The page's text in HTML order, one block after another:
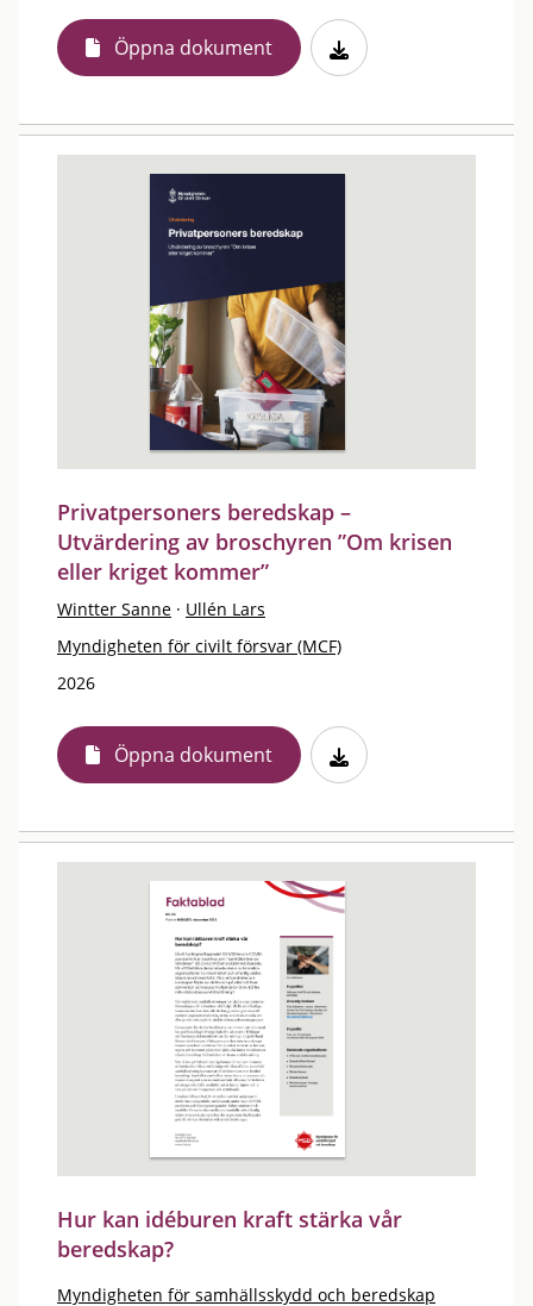
Öppna dokument
Privatpersoners beredskap –
Utvärdering av broschyren ”Om krisen
eller kriget kommer”
Wintter Sanne · Ullén Lars
Myndigheten för civilt försvar (MCF)
2026
Öppna dokument
Hur kan idéburen kraft stärka vår
beredskap?
Myndigheten för samhällsskydd och beredskap